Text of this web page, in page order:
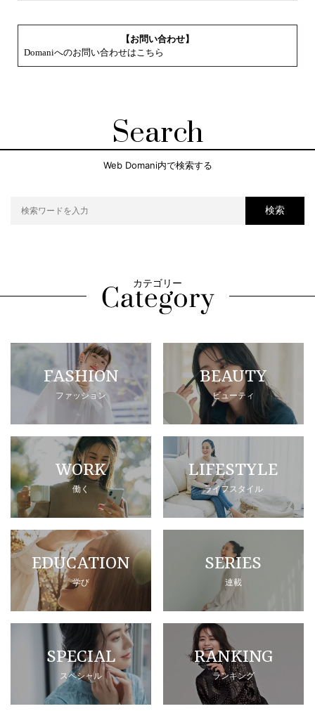
【お問い合わせ】
Domaniへのお問い合わせはこちら
Search
Web Domani内で検索する
検索
カテゴリー
FASHION
ファッション
BEAUTY
ビューティ
WORK
働く
LIFESTYLE
ライフスタイル
EDUCATION
学び
SERIES
連載
SPECIAL
スペシャル
RANKING
ランキング